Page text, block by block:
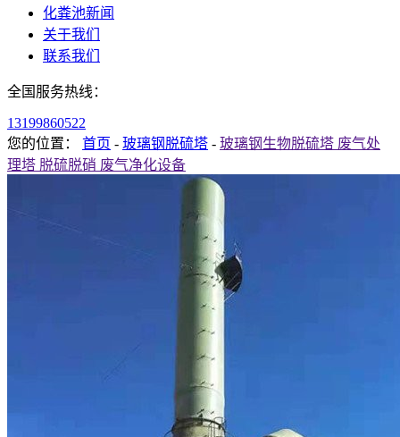
化粪池新闻
关于我们
联系我们
全国服务热线：
13199860522
您的位置： 首页 - 玻璃钢脱硫塔 - 玻璃钢生物脱硫塔 废气处
理塔 脱硫脱硝 废气净化设备